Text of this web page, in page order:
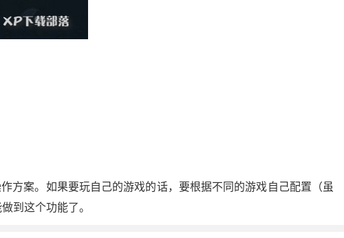
方案。如果要玩自己的游戏的话，要根据不同的游戏自己配置（虽
到这个功能了。